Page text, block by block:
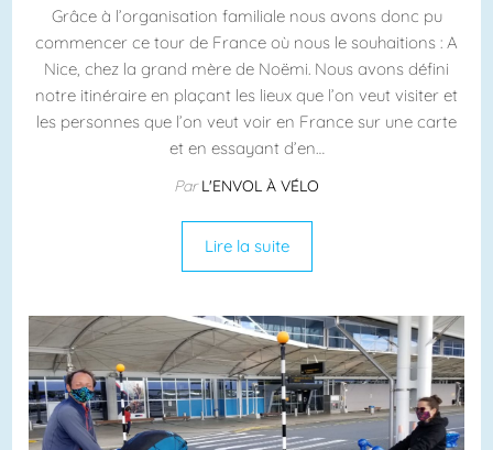
Grâce à l’organisation familiale nous avons donc pu
commencer ce tour de France où nous le souhaitions : A
Nice, chez la grand mère de Noëmi. Nous avons défini
notre itinéraire en plaçant les lieux que l’on veut visiter et
les personnes que l’on veut voir en France sur une carte
et en essayant d’en…
ParL'ENVOL À VÉLO
Lire la suite